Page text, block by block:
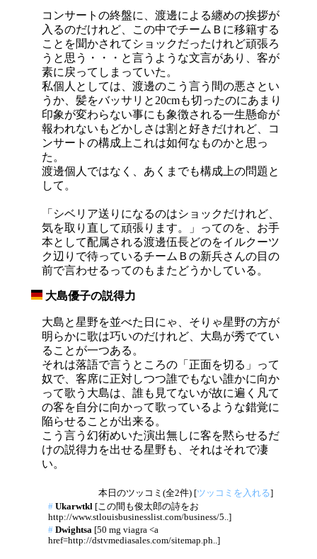
コンサートの終盤に、渡邊による纏めの挨拶が
入るのだけれど、この中でチームＢに移籍する
ことを聞かされてショックだったけれど頑張ろ
うと思う・・・と言うような文言があり、客が
素に戻ってしまっていた。
私個人としては、渡邊のこう言う間の悪さとい
うか、髪をバッサリと20cmも切ったのにあまり
印象が変わらない事にも象徴される一生懸命が
報われないもどかしさは割と好きだけれど、コ
ンサートの構成上これは如何なものかと思っ
た。
渡邊個人ではなく、あくまでも構成上の問題と
して。
「シベリア送りになるのはショックだけれど、
気を取り直して頑張ります。」ってのを、お手
本として配属される渡邊伍長どのをイルクーツ
ク辺りで待っているチームＢの新兵さんの目の
前で言わせるってのもまたどうかしている。
大島優子の説得力
大島と星野を並べた日にゃ、そりゃ星野の方が
明らかに歌は巧いのだけれど、大島が秀でてい
ることが一つある。
それは落語で言うところの「正面を切る」って
奴で、客席に正対しつつ誰でもない誰かに向か
って歌う大島は、誰も見てないが故に遍く凡て
の客を自分に向かって歌っているような錯覚に
陥らせることが出来る。
こう言う幻術めいた演出無しに客を黙らせるだ
けの説得力を出せる星野も、それはそれで凄
い。
本日のツッコミ(全2件) [ツッコミを入れる]
# Ukarwtkl [この間も俊太郎の詩をお
http://www.stlouisbusinesslist.com/business/5..]
# Dwightsa [50 mg viagra <a
href=http://dstvmediasales.com/sitemap.ph..]